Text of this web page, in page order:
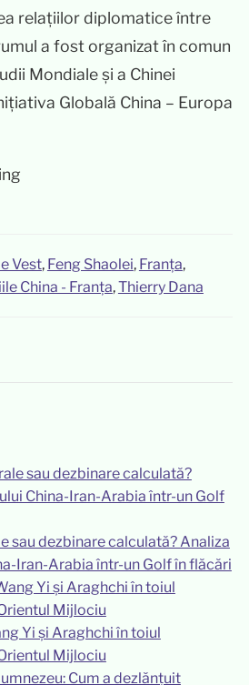
relațiilor diplomatice între
a fost organizat în comun
Mondiale și a Chinei
Globală China – Europa
Vest, Feng Shaolei, Franța,
China - Franța,Thierry Dana
sau dezbinare calculată? Analiza
Iran-Arabia într-un Golf în flăcări
Yi și Araghchi în toiul
Mijlociu